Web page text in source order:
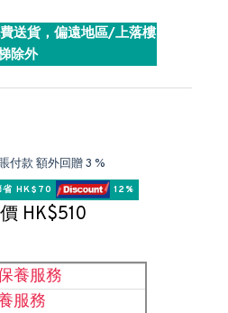
送貨，偏遠地區/上落樓
除外
付款 額外回贈 3 %
省 HK$70 12%
HK$510
養服務
服務